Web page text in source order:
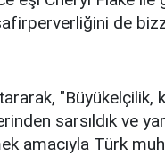
de
"Büyükelçilik,
sarsıldık ve
amacıyla Türk